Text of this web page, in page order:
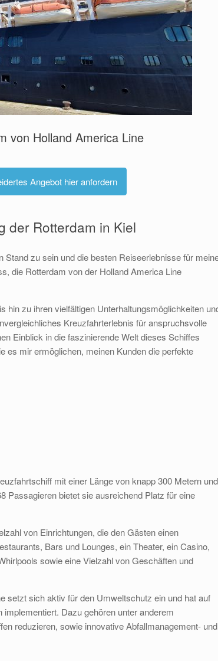
von Holland America Line
Angebot hier anfordern
der Rotterdam in Kiel
zu sein und die besten Reiseerlebnisse für
die Rotterdam von der Holland America Line
hin zu ihren vielfältigen Unterhaltungsmöglichkeiten
Kreuzfahrterlebnis für anspruchsvolle
Einblick in die faszinierende Welt dieses Schiffes
es mir ermöglichen, meinen Kunden die perfekte
mit einer Länge von knapp 300 Metern und
Passagieren bietet sie ausreichend Platz für eine
von Einrichtungen, die den Gästen einen
Bars und Lounges, ein Theater, ein Casino,
sowie eine Vielzahl von Geschäften und
setzt sich aktiv für den Umweltschutz ein und hat auf
Dazu gehören unter anderem
reduzieren, sowie innovative Abfallmanagement- und